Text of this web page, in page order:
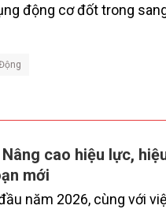
động cơ đốt trong
Nâng cao hiệu lực,
mới
năm 2026, cùng với